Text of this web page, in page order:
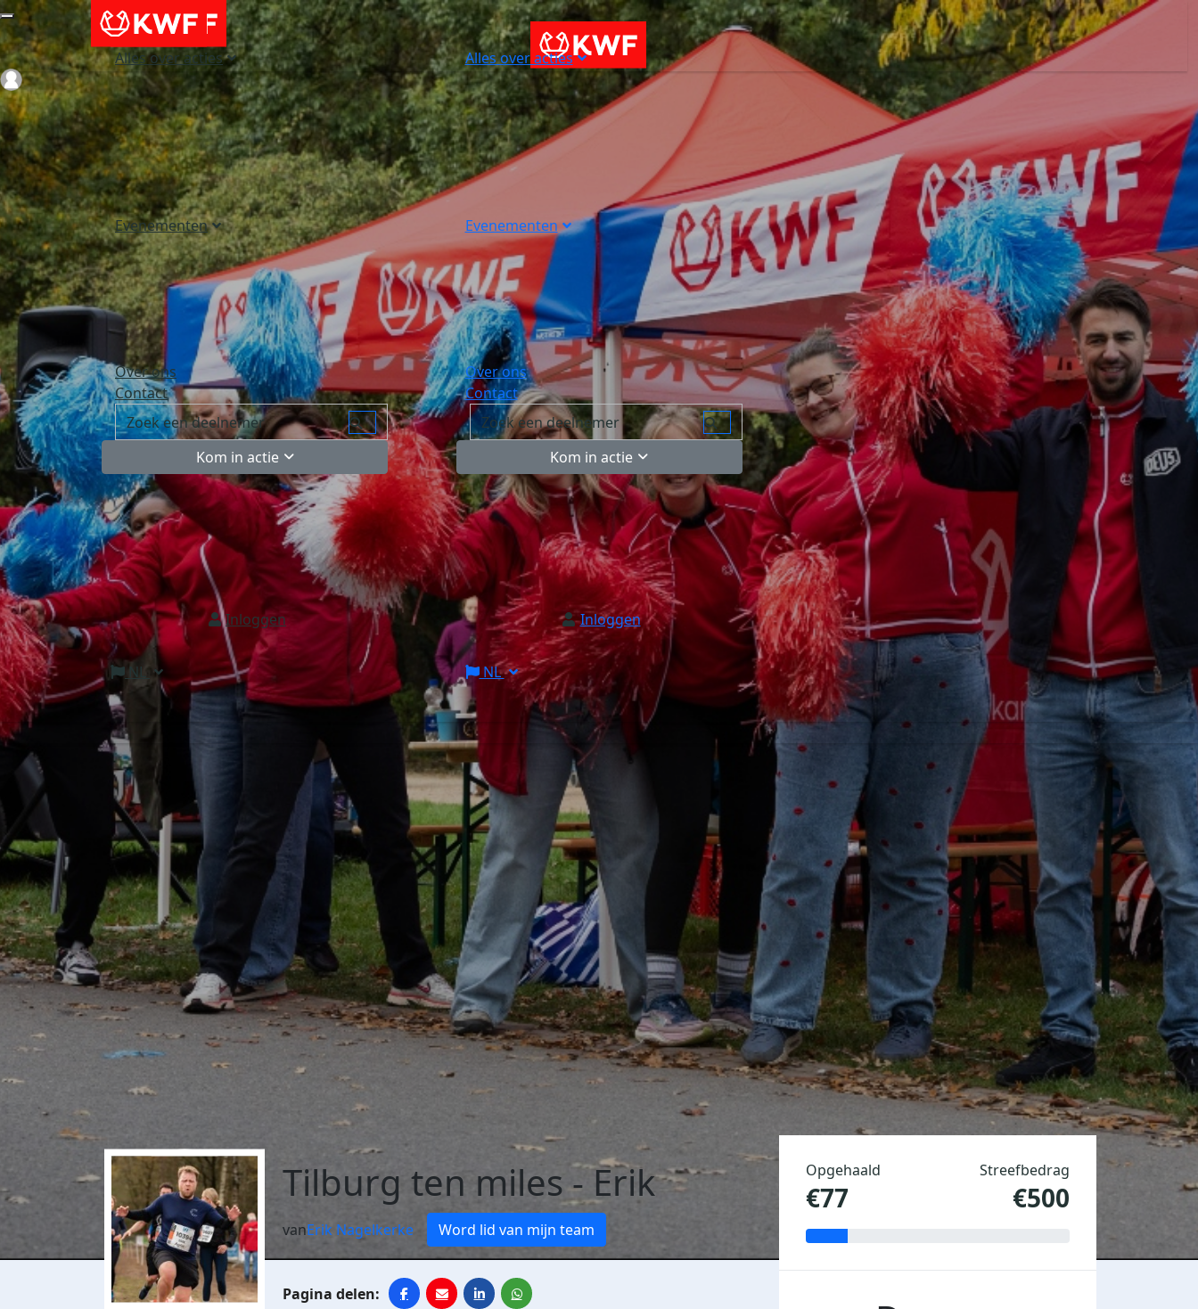
Alles over acties
Evenementen
Over ons
Contact
Kom in actie
Inloggen
NL
Alles over acties
Evenementen
Over ons
Contact
Kom in actie
Inloggen
NL
Login
Tilburg ten miles - Erik
vanErik Nagelkerke Word lid van mijn team
Opgehaald
€77
Streefbedrag
€500